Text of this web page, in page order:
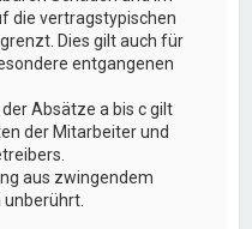
die vertragstypischen
Dies gilt auch für
entgangenen
Absätze a bis c gilt
der Mitarbeiter und
aus zwingendem